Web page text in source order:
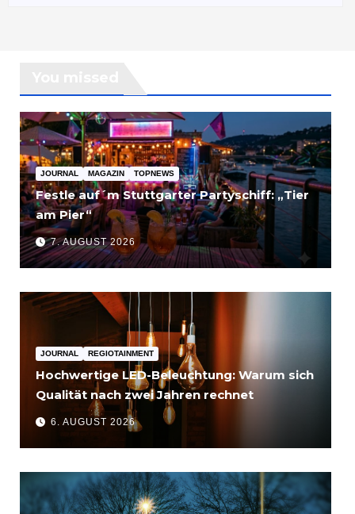
JOURNAL MAGAZIN TOPNEWS
Festle auf´m Stuttgarter Partyschiff: „Tier
am Pier“
7. AUGUST 2026
JOURNAL REGIOTAINMENT
Hochwertige LED-Beleuchtung: Warum sich
Qualität nach zwei Jahren rechnet
6. AUGUST 2026